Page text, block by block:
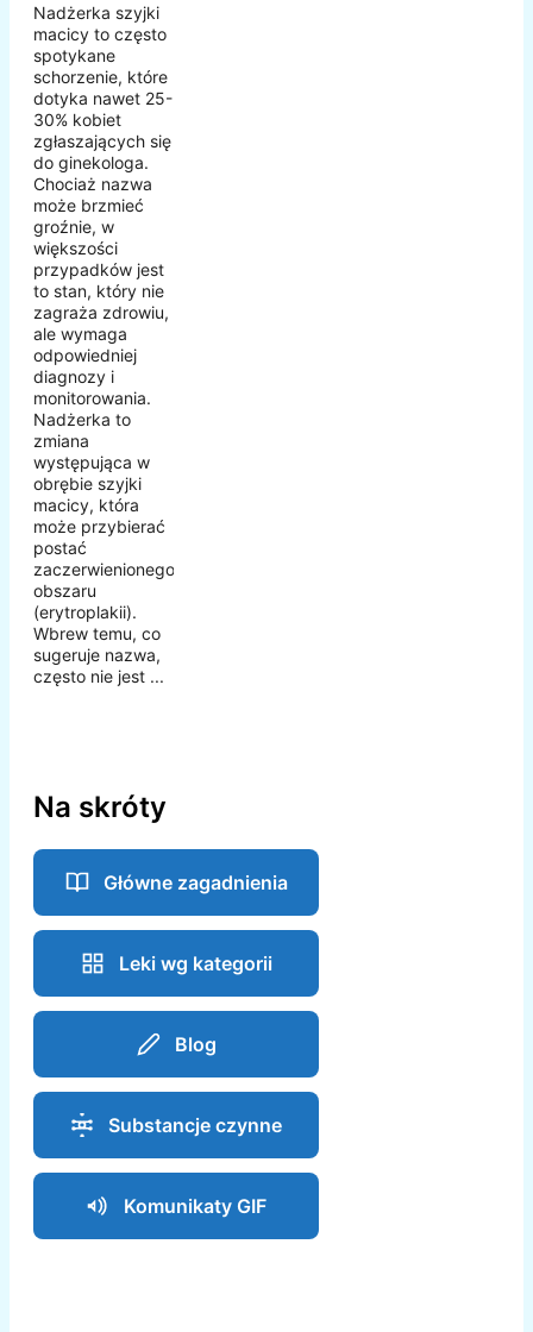
Nadżerka szyjki
macicy to często
spotykane
schorzenie, które
dotyka nawet 25-
30% kobiet
zgłaszających się
do ginekologa.
Chociaż nazwa
może brzmieć
groźnie, w
większości
przypadków jest
to stan, który nie
zagraża zdrowiu,
ale wymaga
odpowiedniej
diagnozy i
monitorowania.
Nadżerka to
zmiana
występująca w
obrębie szyjki
macicy, która
może przybierać
postać
zaczerwienionego
obszaru
(erytroplakii).
Wbrew temu, co
sugeruje nazwa,
często nie jest ...
Na skróty
Główne zagadnienia
Leki wg kategorii
Blog
Substancje czynne
Komunikaty GIF